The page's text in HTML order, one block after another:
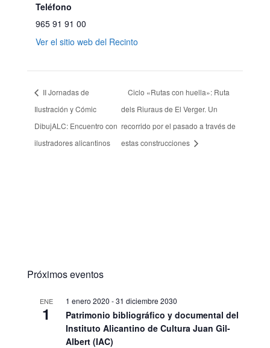
Teléfono
965 91 91 00
Ver el sitio web del Recinto
II Jornadas de
Ilustración y Cómic
DibujALC: Encuentro con
ilustradores alicantinos
Ciclo «Rutas con huella»: Ruta
dels Riuraus de El Verger. Un
recorrido por el pasado a través de
estas construcciones
Próximos eventos
ENE
1
1 enero 2020 -31 diciembre 2030
Patrimonio bibliográfico y documental del
Instituto Alicantino de Cultura Juan Gil-
Albert (IAC)